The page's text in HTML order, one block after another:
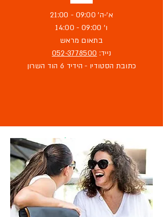
א'-ה' 09:00 - 21:00
ו' 09:00 - 14:00
בתאום מראש
נייד: 052-3778500
כתובת הסטודיו - הידיד 6 הוד השרון
מוזמנת לבקר
בסטודיו